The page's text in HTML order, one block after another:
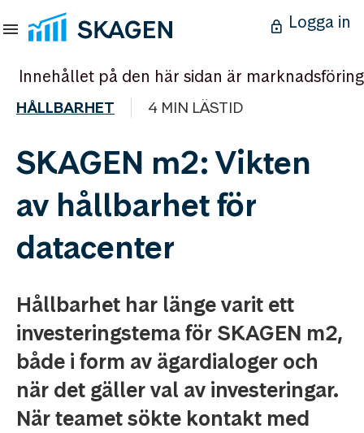
Logga in
Innehållet på den här sidan är marknadsföring
HÅLLBARHET 4 MIN LÄSTID
SKAGEN m2: Vikten
av hållbarhet för
datacenter
Hållbarhet har länge varit ett
investeringstema för SKAGEN m2,
både i form av ägardialoger och
när det gäller val av investeringar.
När teamet sökte kontakt med